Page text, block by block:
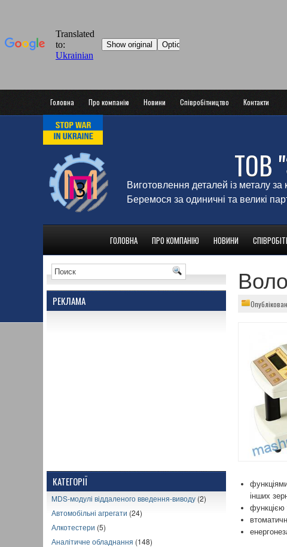
Головна Про компанію Новини Співробітництво Контакти
ТОВ
Виготовлення деталей із металу
Беремося за одиничні та великі
ГОЛОВНА ПРО КОМПАНІЮ НОВИНИ
РЕКЛАМА
КАТЕГОРІЇ
MDS-модулі віддаленого введення-виводу (2)
Автомобільні агрегати (24)
Алкотестери (5)
Аналітичне обладнання (148)
інших
функцією